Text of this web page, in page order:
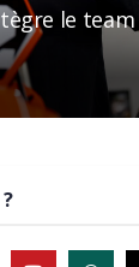
le team